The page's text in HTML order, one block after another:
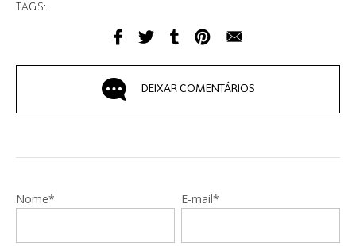
TAGS:
DEIXAR COMENTÁRIOS
Nome* E-mail*